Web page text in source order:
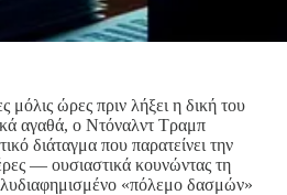
ώρες πριν λήξει η δική του
αγαθά, ο Ντόναλντ Τραμπ
διάταγμα που παρατείνει την
— ουσιαστικά κουνώντας τη
«πόλεμο δασμών»